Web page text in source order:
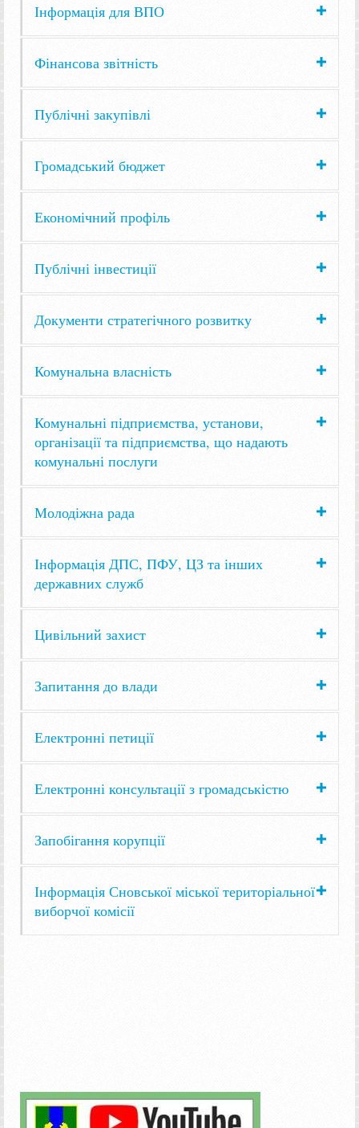
Інформація для ВПО
Фінансова звітність
Публічні закупівлі
Громадський бюджет
Економічний профіль
Публічні інвестиції
Документи стратегічного розвитку
Комунальна власність
Комунальні підприємства, установи,
організації та підприємства, що надають
комунальні послуги
Молодіжна рада
Інформація ДПС, ПФУ, ЦЗ та інших
державних служб
Цивільний захист
Запитання до влади
Електронні петиції
Електронні консультації з громадськістю
Запобігання корупції
Інформація Сновської міської територіальної
виборчої комісії